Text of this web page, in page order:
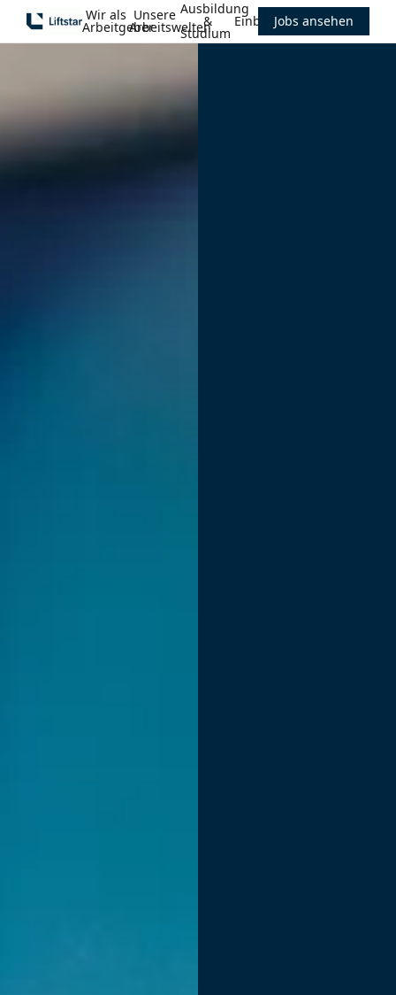
Wir als
Arbeitgeber
Unsere
Arbeitswelten
Ausbildung
&
Studium
EinblickeJobs ansehen